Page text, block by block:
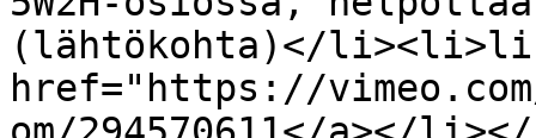
(lähtökohta)</
href="https://